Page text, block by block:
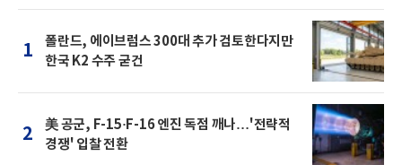
1
폴란드, 에이브럼스 300대 추가 검토한다지만
한국 K2 수주 굳건
2
美 공군, F-15·F-16 엔진 독점 깨나…'전략적
경쟁' 입찰 전환